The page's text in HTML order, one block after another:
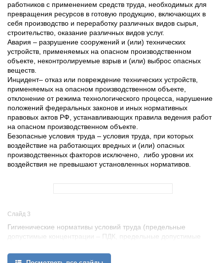
работников с применением средств труда, необходимых для
превращения ресурсов в готовую продукцию, включающих в
себя производство и переработку различных видов сырья,
строительство, оказание различных видов услуг.
Авария – разрушение сооружений и (или) технических
устройств, применяемых на опасном производственном
объекте, неконтролируемые взрыв и (или) выброс опасных
веществ.
Инцидент– отказ или повреждение технических устройств,
применяемых на опасном производственном объекте,
отклонение от режима технологического процесса, нарушение
положений федеральных законов и иных нормативных
правовых актов РФ, устанавливающих правила ведения работ
на опасном производственном объекте.
Безопасные условия труда – условия труда, при которых
воздействие на работающих вредных и (или) опасных
производственных факторов исключено, либо уровни их
воздействия не превышают установленных нормативов.
Слайд 3
Гигиенические нормативы условий труда (предельные
допустимые концентрации – ПДК, предельные допустимые
которые при ежедневной (кроме выходных дней) работе, но не